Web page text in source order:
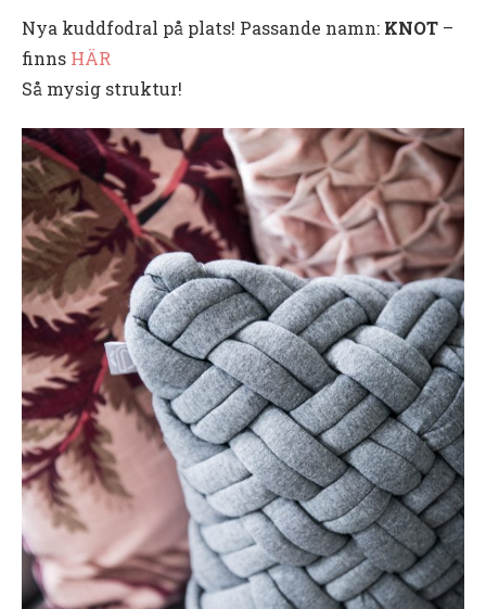
Nya kuddfodral på plats! Passande namn: KNOT –
finns HÄR
Så mysig struktur!